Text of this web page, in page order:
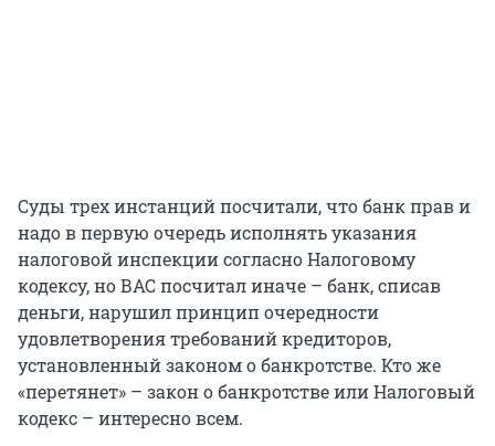
Суды трех инстанций посчитали, что банк прав и
надо в первую очередь исполнять указания
налоговой инспекции согласно Налоговому
кодексу, но ВАС посчитал иначе – банк, списав
деньги, нарушил принцип очередности
удовлетворения требований кредиторов,
установленный законом о банкротстве. Кто же
«перетянет» – закон о банкротстве или Налоговый
кодекс – интересно всем.